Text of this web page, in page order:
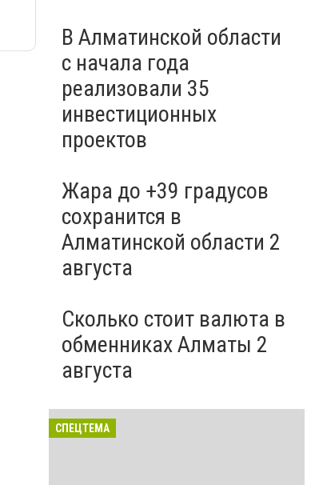
В Алматинской области
с начала года
реализовали 35
инвестиционных
проектов
Жара до +39 градусов
сохранится в
Алматинской области 2
августа
Сколько стоит валюта в
обменниках Алматы 2
августа
СПЕЦТЕМА